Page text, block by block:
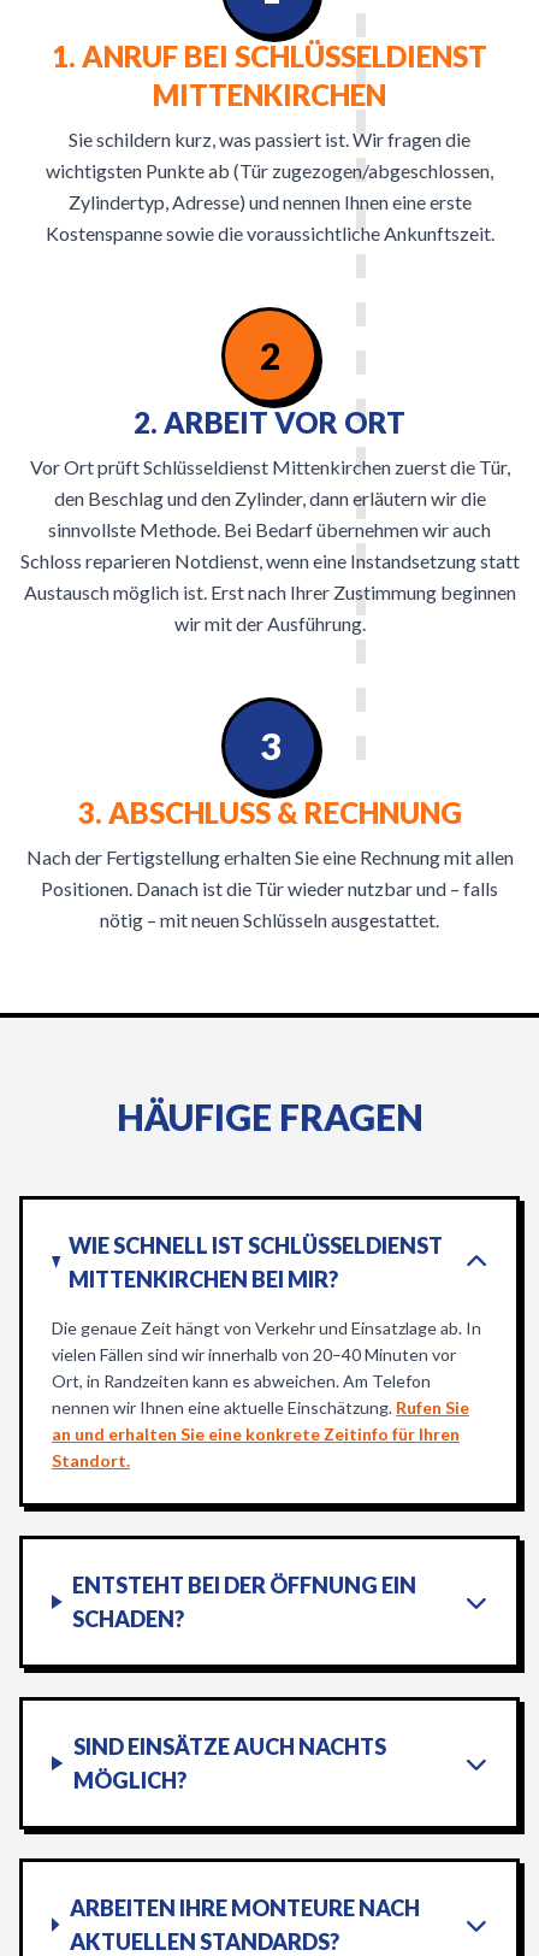
1. ANRUF BEI SCHLÜSSELDIENST
MITTENKIRCHEN
Sie schildern kurz, was passiert ist. Wir fragen die
wichtigsten Punkte ab (Tür zugezogen/abgeschlossen,
Zylindertyp, Adresse) und nennen Ihnen eine erste
Kostenspanne sowie die voraussichtliche Ankunftszeit.
2
2. ARBEIT VOR ORT
Vor Ort prüft Schlüsseldienst Mittenkirchen zuerst die Tür,
den Beschlag und den Zylinder, dann erläutern wir die
sinnvollste Methode. Bei Bedarf übernehmen wir auch
Schloss reparieren Notdienst, wenn eine Instandsetzung statt
Austausch möglich ist. Erst nach Ihrer Zustimmung beginnen
wir mit der Ausführung.
3. ABSCHLUSS & RECHNUNG
Nach der Fertigstellung erhalten Sie eine Rechnung mit allen
Positionen. Danach ist die Tür wieder nutzbar und – falls
nötig – mit neuen Schlüsseln ausgestattet.
3
HÄUFIGE FRAGEN
WIE SCHNELL IST SCHLÜSSELDIENST
MITTENKIRCHEN BEI MIR?
Die genaue Zeit hängt von Verkehr und Einsatzlage ab. In
vielen Fällen sind wir innerhalb von 20–40 Minuten vor
Ort, in Randzeiten kann es abweichen. Am Telefon
nennen wir Ihnen eine aktuelle Einschätzung. Rufen Sie
an und erhalten Sie eine konkrete Zeitinfo für Ihren
Standort.
ENTSTEHT BEI DER ÖFFNUNG EIN
SCHADEN?
SIND EINSÄTZE AUCH NACHTS
MÖGLICH?
ARBEITEN IHRE MONTEURE NACH
AKTUELLEN STANDARDS?